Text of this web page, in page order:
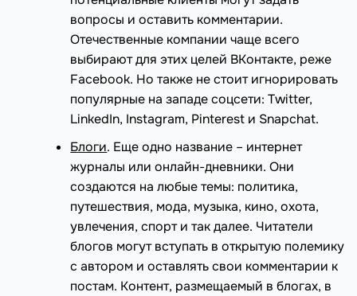
вопросы и оставить комментарии.
Отечественные компании чаще всего
выбирают для этих целей ВКонтакте, реже
Facebook. Но также не стоит игнорировать
популярные на западе соцсети: Twitter,
LinkedIn, Instagram, Pinterest и Snapchat.
Блоги. Еще одно название – интернет
журналы или онлайн-дневники. Они
создаются на любые темы: политика,
путешествия, мода, музыка, кино, охота,
увлечения, спорт и так далее. Читатели
блогов могут вступать в открытую полемику
с автором и оставлять свои комментарии к
постам. Контент, размещаемый в блогах, в